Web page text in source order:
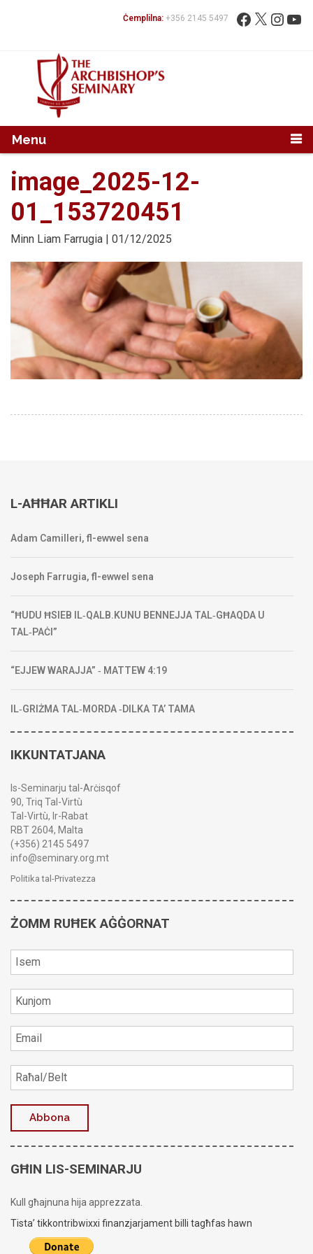
Fittex: Facebook
X
Ċemplilna: +356 2145 5497
Menu
image_2025-12-
01_153720451
Minn Liam Farrugia | 01/12/2025
L-AĦĦAR ARTIKLI
Adam Camilleri, fl-ewwel sena
Joseph Farrugia, fl-ewwel sena
“ĦUDU ĦSIEB IL‑QALB.KUNU BENNEJJA TAL‑GĦAQDA U
TAL‑PAĊI”
“EJJEW WARAJJA” ‑ MATTEW 4:19
IL‑GRIŻMA TAL‑MORDA ‑DILKA TA’ TAMA
IKKUNTATJANA
Is-Seminarju tal-Arċisqof
90, Triq Tal-Virtù
Tal-Virtù, Ir-Rabat
RBT 2604, Malta
(+356) 2145 5497
info@seminary.org.mt
Politika tal-Privatezza
ŻOMM RUĦEK AĠĠORNAT
GĦIN LIS-SEMINARJU
Kull għajnuna hija apprezzata.
Tista’ tikkontribwixxi finanzjarjament billi tagħfas hawn